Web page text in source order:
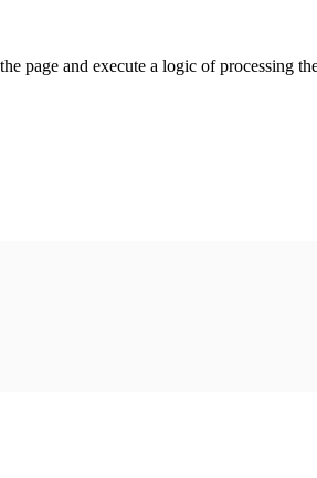
page and execute a logic of processing